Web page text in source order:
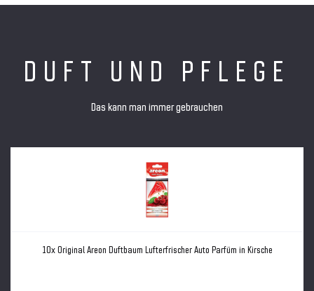
DUFT UND PFLEGE
Das kann man immer gebrauchen
10x Original Areon Duftbaum Lufterfrischer Auto Parfüm in Kirsche